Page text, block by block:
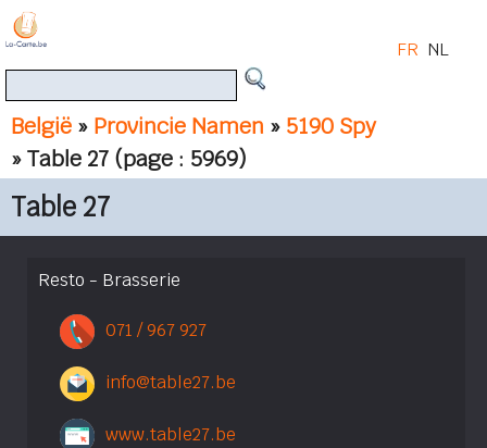
België » Provincie Namen » 5190 Spy
» Table 27 (page : 5969)
FR NL
Table 27
Resto - Brasserie
071 / 967 927
info@table27.be
www.table27.be